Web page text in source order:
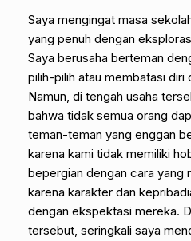
Saya mengingat masa
yang penuh dengan
Saya berusaha berteman
pilih-pilih atau membatasi
Namun, di tengah usaha
bahwa tidak semua orang
teman-teman yang enggan
karena kami tidak memiliki
bepergian dengan cara yang
karena karakter dan
dengan ekspektasi mereka.
tersebut, seringkali saya